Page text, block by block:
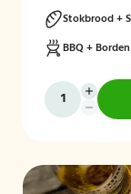
Stokbrood +
BBQ +